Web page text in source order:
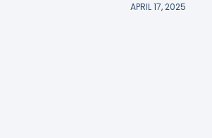
APRIL 17, 2025